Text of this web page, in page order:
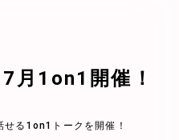
1on1開催！
る1on1トークを開催！